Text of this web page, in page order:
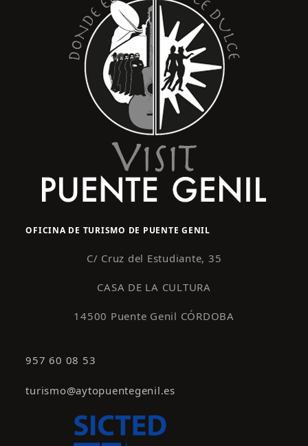
OFICINA DE TURISMO DE PUENTE GENIL
C/ Cruz del Estudiante, 35
CASA DE LA CULTURA
14500 Puente Genil CÓRDOBA
957 60 08 53
turismo@aytopuentegenil.es